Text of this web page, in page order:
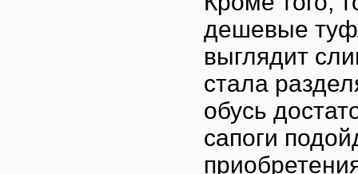
дешевые
выглядит
стала
обусь
сапоги